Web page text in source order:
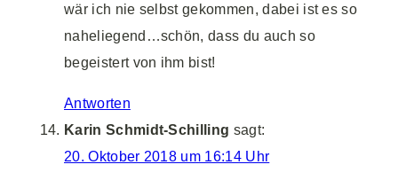
wär ich nie selbst gekommen, dabei ist es so
naheliegend…schön, dass du auch so
begeistert von ihm bist!
Antworten
Karin Schmidt-Schilling sagt:
20. Oktober 2018 um 16:14 Uhr